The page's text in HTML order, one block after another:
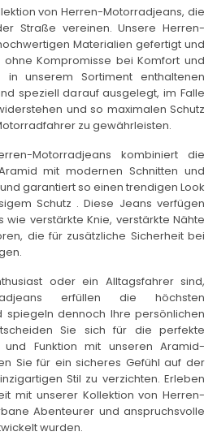
von Herren-Motorradjeans, die
Straße vereinen. Unsere Herren-
Materialien gefertigt und
Kompromisse bei Komfort und
in unserem Sortiment enthaltenen
speziell darauf ausgelegt, im Falle
und so maximalen Schutz
zu gewährleisten.
Motorradjeans kombiniert die
mit modernen Schnitten und
garantiert so einen trendigen Look
Schutz . Diese Jeans verfügen
verstärkte Knie, verstärkte Nähte
die für zusätzliche Sicherheit bei
oder ein Alltagsfahrer sind,
erfüllen die höchsten
spiegeln dennoch Ihre persönlichen
Sie sich für die perfekte
Funktion mit unseren Aramid-
Sie für ein sicheres Gefühl auf der
Stil zu verzichten. Erleben
mit unserer Kollektion von Herren-
Abenteurer und anspruchsvolle
wurden.